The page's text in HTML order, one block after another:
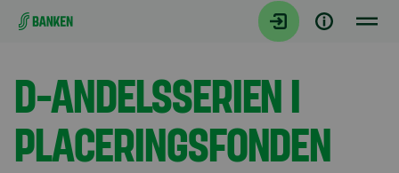
Gå direkt till innehållet
Aktuellt
D-ANDELSSERIEN I
PLACERINGSFONDEN